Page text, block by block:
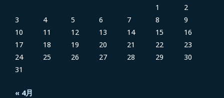
1
2
3
4 5 6 7 8
9
10
11 12 13 14 15
16
17
18 19 20 21 22
23
24
25 26 27 28 29
30
31
« 4月